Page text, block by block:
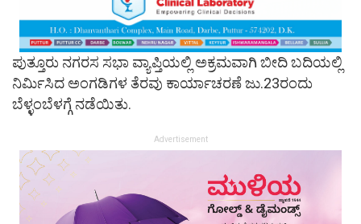
ಪುತ್ತೂರು ನಗರಸ ಸಭಾ ವ್ಯಾಪ್ತಿಯಲ್ಲಿ ಅಕ್ರಮವಾಗಿ ಬೀದಿ ಬದಿಯಲ್ಲಿ
ನಿರ್ಮಿಸಿದ ಅಂಗಡಿಗಳ ತೆರವು ಕಾರ್ಯಾಚರಣೆ ಜು.23ರಂದು
ಬೆಳ್ಳಂಬೆಳಗ್ಗೆ ನಡೆಯಿತು.
Advertisement